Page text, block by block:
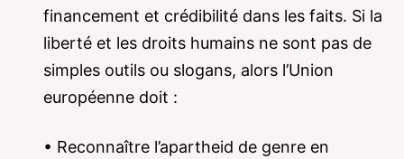
financement et crédibilité dans les faits. Si la
liberté et les droits humains ne sont pas de
simples outils ou slogans, alors l’Union
européenne doit :
• Reconnaître l’apartheid de genre en